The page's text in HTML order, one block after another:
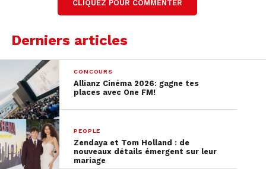
CLIQUEZ POUR COMMENTER
Derniers articles
CONCOURS
Allianz Cinéma 2026: gagne tes
places avec One FM!
PEOPLE
Zendaya et Tom Holland : de
nouveaux détails émergent sur leur
mariage